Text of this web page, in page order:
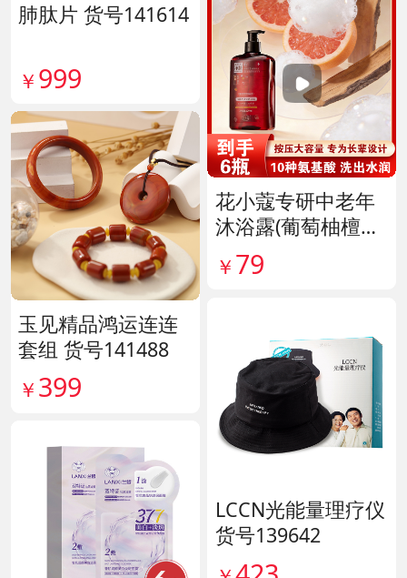
肺肽片 货号141614
￥ 999
玉见精品鸿运连连
套组 货号141488
￥ 399
花小蔻专研中老年
沐浴露(葡萄柚檀香
香氛) 货号141896
￥ 79
LCCN光能量理疗仪
货号139642